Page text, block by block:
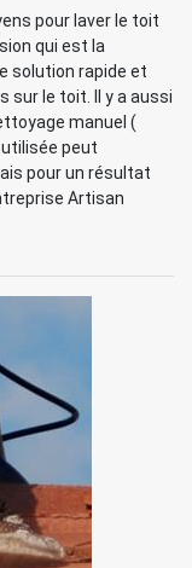
pour laver le toit
qui est la
solution rapide et
sur le toit. Il y a aussi
manuel (
peut
pour un résultat
Artisan